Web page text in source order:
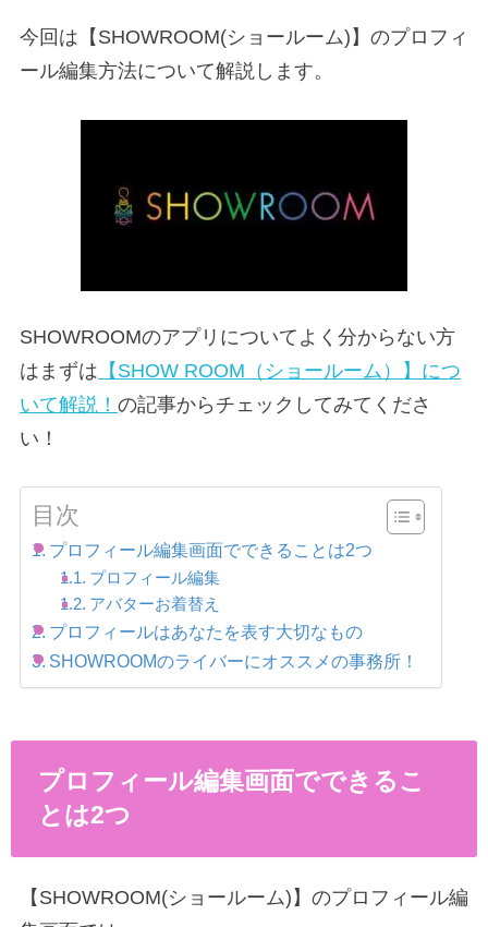
今回は【SHOWROOM(ショールーム)】のプロフィ
ール編集方法について解説します。
SHOWROOMのアプリについてよく分からない方
はまずは 【SHOW ROOM（ショールーム）】につ
いて解説！ の記事からチェックしてみてくださ
い！
目次
プロフィール編集画面でできることは2つ
プロフィール編集
アバターお着替え
プロフィールはあなたを表す大切なもの
SHOWROOMのライバーにオススメの事務所！
プロフィール編集画面でできるこ
とは2つ
【SHOWROOM(ショールーム)】のプロフィール編